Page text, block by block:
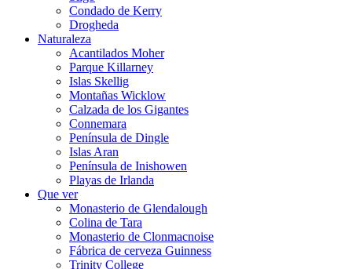
Condado de Kerry
Drogheda
Naturaleza
Acantilados Moher
Parque Killarney
Islas Skellig
Montañas Wicklow
Calzada de los Gigantes
Connemara
Península de Dingle
Islas Aran
Península de Inishowen
Playas de Irlanda
Que ver
Monasterio de Glendalough
Colina de Tara
Monasterio de Clonmacnoise
Fábrica de cerveza Guinness
Trinity College